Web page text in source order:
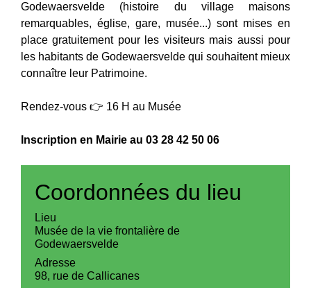
Godewaersvelde (histoire du village maisons
remarquables, église, gare, musée...) sont mises en
place gratuitement pour les visiteurs mais aussi pour
les habitants de Godewaersvelde qui souhaitent mieux
connaître leur Patrimoine.
Rendez-vous 👉 16 H au Musée
Inscription en Mairie au 03 28 42 50 06
Coordonnées du lieu
Lieu
Musée de la vie frontalière de
Godewaersvelde
Adresse
98, rue de Callicanes